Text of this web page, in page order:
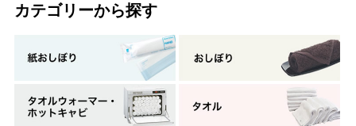
カテゴリーから探す